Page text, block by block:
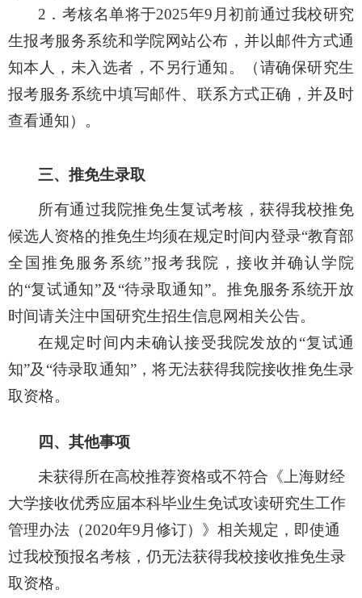
2 ．考核名单将于2025年9 月初前通过我校研究
生报考服务系统和学院网站公布，并以邮件方式通
知本人，未入选者，不另行通知。（请确保研究生
报考服务系统中填写邮件、联系方式正确，并及时
查看通知）。
三、推免生录取
所有通过我院推免生复试考核，获得我校推免
候选人资格的推免生均须在规定时间内登录“教育部
全国推免服务系统”报考我院，接收并确认学院
的“复试通知”及 “待录取通知”。推免服务系统开放
时间请关注中国研究生招生信息网相关公告。
在规定时间内未确认接受我院发放的“复试通
知”及 “待录取通知”，将无法获得我院接收推免生录
取资格。
四、其他事项
未获得所在高校推荐资格或不符合《上海财经
大学接收优秀应届本科毕业生免试攻读研究生工作
管理办法（2020年9 月修订）》相关规定，即使通
过我校预报名考核，仍无法获得我校接收推免生录
取资格。